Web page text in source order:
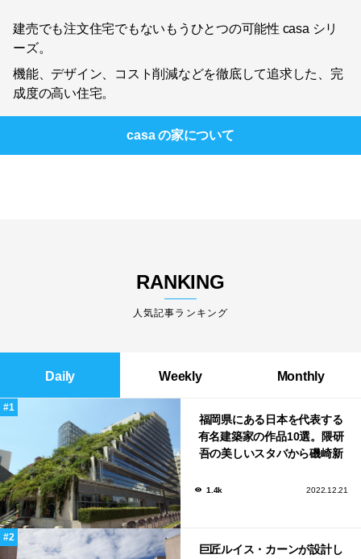
建売でも注文住宅でもないもうひとつの可能性 casa シリ
ーズ。
機能、デザイン、コスト削減などを徹底して追求した、完
成度の高い住宅。
casa の家について
RANKING
人気記事ランキング
Daily Weekly Monthly
福岡県にある日本を代表する
有名建築家の作品10選。隈研
吾の美しいスタバから磯崎新
1.4k 2022.12.21
巨匠ルイス・カーンが設計し